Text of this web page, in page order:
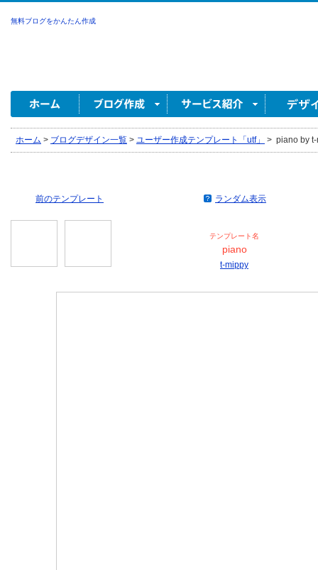
無料ブログをかんたん作成
ホーム > ブログデザイン一覧 > ユーザー作成テンプレート「utf」 > piano by
前のテンプレート ランダム表示
テンプレート名
piano
t-mippy